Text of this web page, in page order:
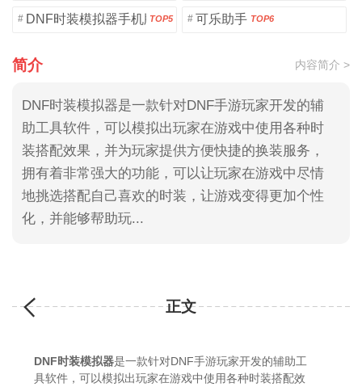
# DNF时装模拟器手机版TOP5 # 可乐助手 TOP6
简介 内容简介 >
DNF时装模拟器是一款针对DNF手游玩家开发的辅
助工具软件，可以模拟出玩家在游戏中使用各种时
装搭配效果，并为玩家提供方便快捷的换装服务，
拥有着非常强大的功能，可以让玩家在游戏中尽情
地挑选搭配自己喜欢的时装，让游戏变得更加个性
化，并能够帮助玩...
正文
DNF时装模拟器是一款针对DNF手游玩家开发的辅助工
具软件，可以模拟出玩家在游戏中使用各种时装搭配效